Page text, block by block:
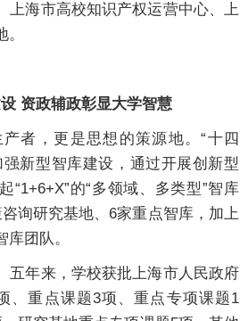
上海市高校知识产权运营中心、上
资政辅政彰显大学智慧
者，更是思想的策源地。“十四
新型智库建设，通过开展创新型
“1+6+X”的“多领域、多类型”智库
询研究基地、6家重点智库，加上
团队。
五年来，学校获批上海市人民政府
、重点课题3项、重点专项课题1